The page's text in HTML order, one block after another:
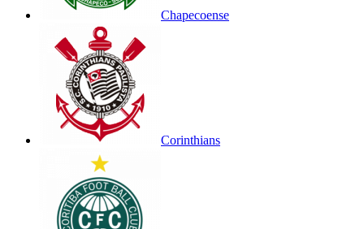
Chapecoense
Corinthians